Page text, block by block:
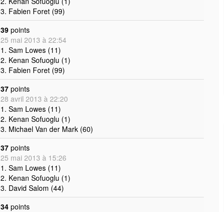
3. Fabien Foret (99)
39 points
25 mai 2013 à 22:54
1. Sam Lowes (11)
2. Kenan Sofuoglu (1)
3. Fabien Foret (99)
37 points
28 avril 2013 à 22:20
1. Sam Lowes (11)
2. Kenan Sofuoglu (1)
3. Michael Van der Mark (60)
37 points
25 mai 2013 à 15:26
1. Sam Lowes (11)
2. Kenan Sofuoglu (1)
3. David Salom (44)
34 points